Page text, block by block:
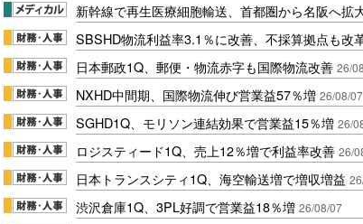
新幹線で再生医療細胞輸送、首都圏から名阪へ拡
SBSHD物流利益率3.1％に改善、不採算拠点も改
日本郵政1Q、郵便・物流赤字も国際物流改善 26/
NXHD中間期、国際物流伸び営業益57％増 26/08/07
SGHD1Q、モリソン連結効果で営業益15％増 26/
ロジスティード1Q、売上12％増で利益率改善 26/
日本トランスシティ1Q、海空輸送増で増収増益
渋沢倉庫1Q、3PL好調で営業益18％増 26/08/07